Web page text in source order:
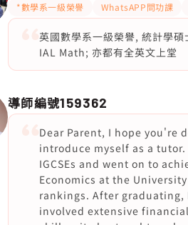
*數學系一級榮譽 WhatsAPP問功課
英國數學系一級榮譽, 統計學
IAL Math; 亦都有全英文上堂
導師編號159362
Dear Parent, I hope you're
introduce myself as a
IGCSEs and went on to
Economics at the
rankings. After
involved extensive